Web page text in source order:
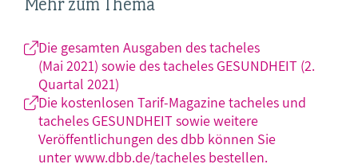
Die gesamten Ausgaben des tacheles
(Mai 2021) sowie des tacheles GESUNDHEIT (2.
Quartal 2021)
Die kostenlosen Tarif-Magazine tacheles und
tacheles GESUNDHEIT sowie weitere
Veröffentlichungen des dbb können Sie
unter www.dbb.de/tacheles bestellen.